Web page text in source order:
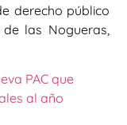
derecho público
las Nogueras,
PAC que
al año